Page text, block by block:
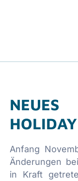
NEUES
Anfang
Änderungen
in Kraft